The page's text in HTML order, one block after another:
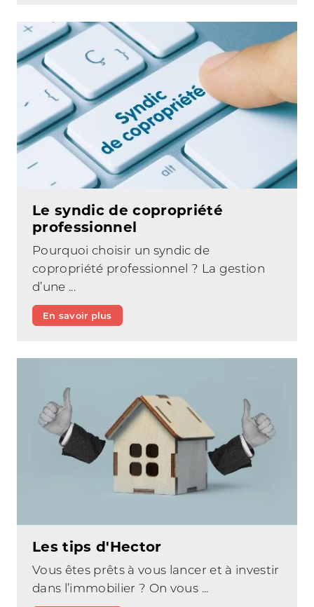
Le syndic de copropriété
professionnel
Pourquoi choisir un syndic de
copropriété professionnel ? La gestion
d’une ...
En savoir plus
Les tips d'Hector
Vous êtes prêts à vous lancer et à investir
dans l’immobilier ? On vous ...